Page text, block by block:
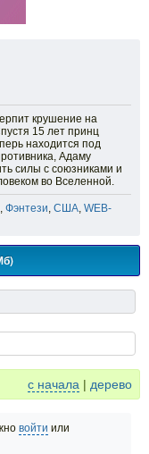
крушение на
15 лет принц
находится под
Адаму
силы с союзниками и
во Вселенной.
, Фэнтези, США, WEB-
с начала | дерево
войти или